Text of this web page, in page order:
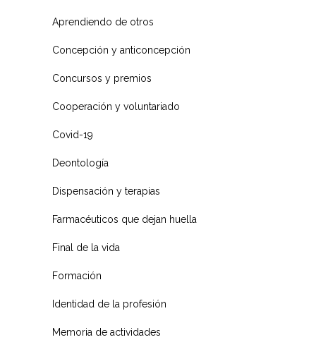
Aprendiendo de otros
Concepción y anticoncepción
Concursos y premios
Cooperación y voluntariado
Covid-19
Deontología
Dispensación y terapias
Farmacéuticos que dejan huella
Final de la vida
Formación
Identidad de la profesión
Memoria de actividades